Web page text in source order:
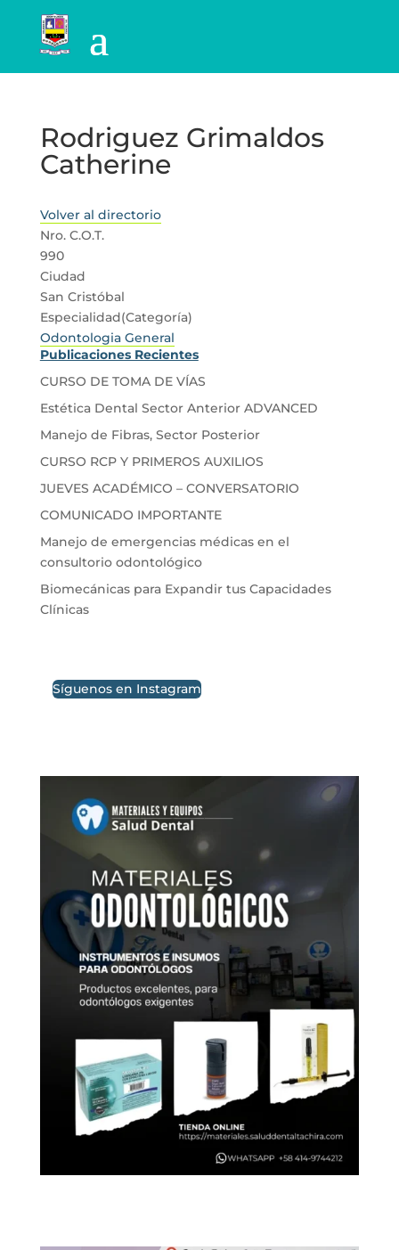
Rodriguez Grimaldos
Catherine
Volver al directorio
Nro. C.O.T.
990
Ciudad
San Cristóbal
Especialidad(Categoría)
Odontologia General
Publicaciones Recientes
CURSO DE TOMA DE VÍAS
Estética Dental Sector Anterior ADVANCED
Manejo de Fibras, Sector Posterior
CURSO RCP Y PRIMEROS AUXILIOS
JUEVES ACADÉMICO – CONVERSATORIO
COMUNICADO IMPORTANTE
Manejo de emergencias médicas en el
consultorio odontológico
Biomecánicas para Expandir tus Capacidades
Clínicas
Síguenos en Instagram